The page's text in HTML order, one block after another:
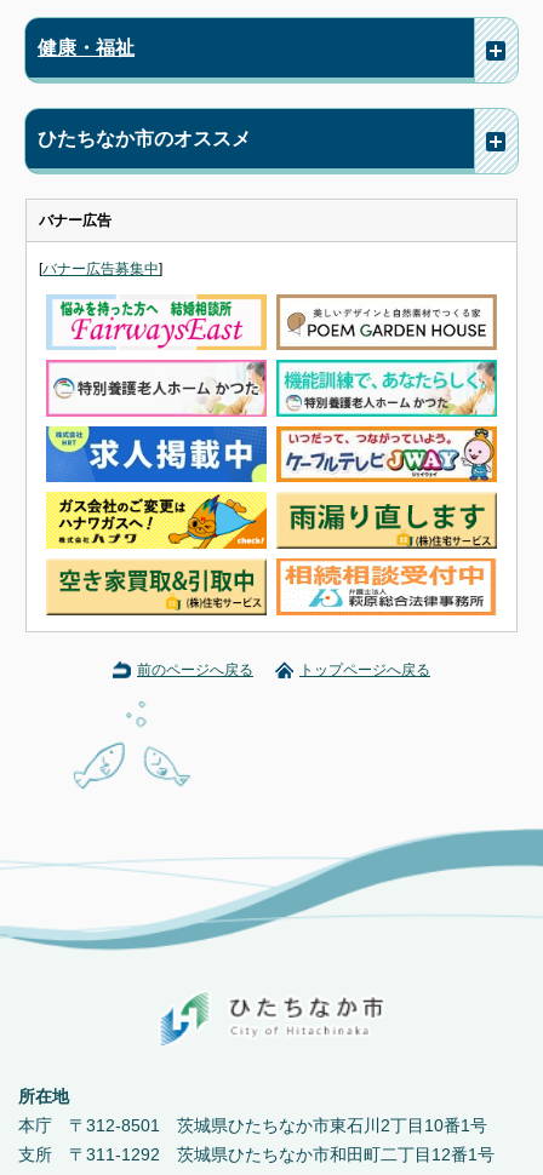
健康・福祉
ひたちなか市のオススメ
バナー広告
[バナー広告募集中]
前のページへ戻る トップページへ戻る
所在地
本庁 〒312-8501 茨城県ひたちなか市東石川2丁目10番1号
支所 〒311-1292 茨城県ひたちなか市和田町二丁目12番1号